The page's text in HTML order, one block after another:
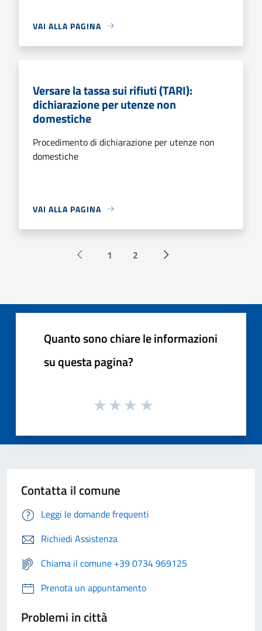
VAI ALLA PAGINA
Versare la tassa sui rifiuti (TARI):
dichiarazione per utenze non
domestiche
Procedimento di dichiarazione per utenze non
domestiche
VAI ALLA PAGINA
Pagina precedente
1 2 Successiva »
Quanto sono chiare le informazioni
su questa pagina?
Contatta il comune
Leggi le domande frequenti
Richiedi Assistenza
Chiama il comune +39 0734 969125
Prenota un appuntamento
Problemi in città